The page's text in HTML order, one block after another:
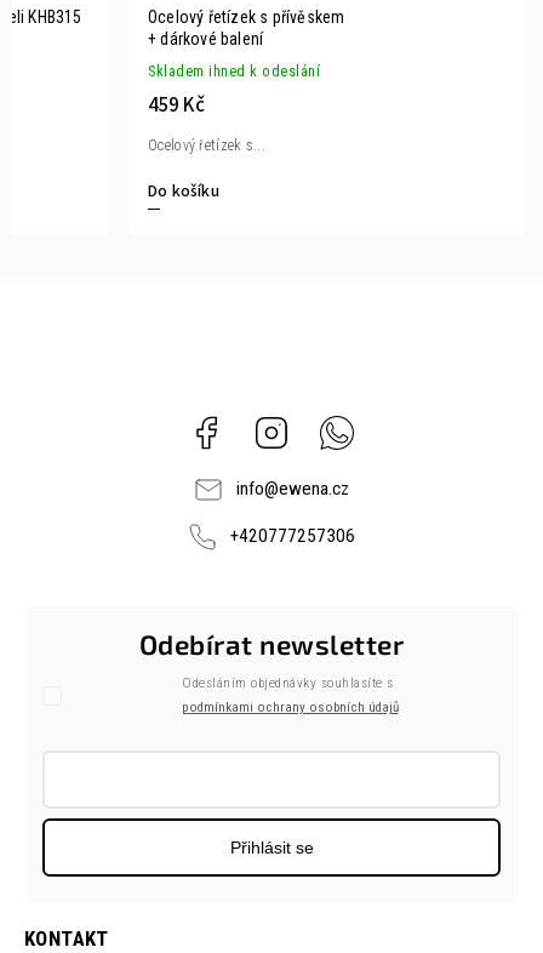
KHB315
Ocelový řetízek s přívěskem
+ dárkové balení
Skladem ihned k odeslání
459 Kč
Do košíku
Ocelový řetízek s...
Facebook Instagram
info@ewena.cz
+420777257306
KONTAKT
Odebírat newsletter
Odesláním objednávky souhlasíte s
podmínkami ochrany osobních údajů
Přihlásit se